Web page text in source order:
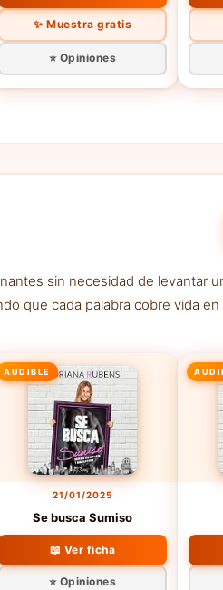
✨ Muestra gratis
⭐ Opiniones
sin necesidad de levantar
que cada palabra cobre vida
AUDIBLE
21/01/2025
Se busca Sumiso
📖 Ver ficha
⭐ Opiniones